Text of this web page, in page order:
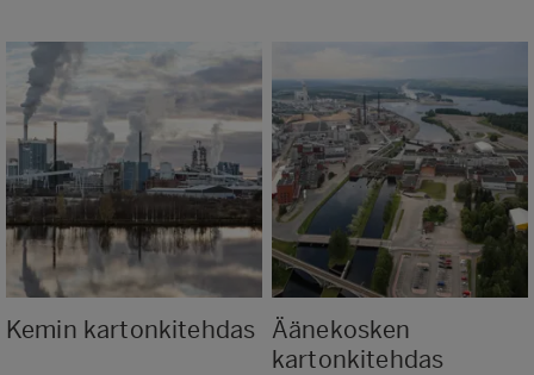
Kemin kartonkitehdas
Äänekosken
kartonkitehdas